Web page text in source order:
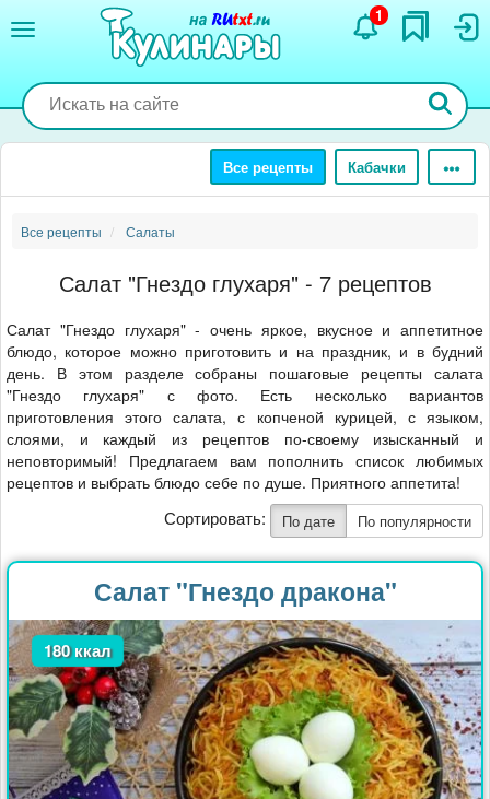
содержанию
1
Все рецепты Кабачки
Все рецепты Салаты
Салат "Гнездо глухаря" - 7 рецептов
Салат "Гнездо глухаря" - очень яркое, вкусное и аппетитное
блюдо, которое можно приготовить и на праздник, и в будний
день. В этом разделе собраны пошаговые рецепты салата
"Гнездо глухаря" с фото. Есть несколько вариантов
приготовления этого салата, с копченой курицей, с языком,
слоями, и каждый из рецептов по-своему изысканный и
неповторимый! Предлагаем вам пополнить список любимых
рецептов и выбрать блюдо себе по душе. Приятного аппетита!
Сортировать: По дате По популярности
Салат "Гнездо дракона"
180 ккал